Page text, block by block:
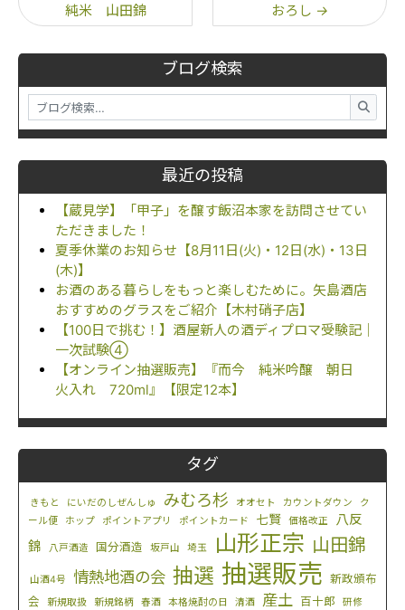
ブログ検索
最近の投稿
【蔵見学】「甲子」を醸す飯沼本家を訪問させてい
ただきました！
夏季休業のお知らせ【8月11日(火)・12日(水)・13日
(木)】
お酒のある暮らしをもっと楽しむために。矢島酒店
おすすめのグラスをご紹介【木村硝子店】
【100日で挑む！】酒屋新人の酒ディプロマ受験記｜
一次試験④
【オンライン抽選販売】『而今 純米吟醸 朝日
火入れ 720ml』【限定12本】
タグ
きもと にいだのしぜんしゅ みむろ杉 オオセト カウントダウン
ク
ール便
ホップ ポイントアプリ ポイントカード 七賢 価格改正
八反
錦
八戸酒造 国分酒造 坂戸山 埼玉 山形正宗 山田錦
山酒4号 情熱地酒の会 抽選 抽選販売 新政頒布
会
新規取扱 新規銘柄 春酒 本格焼酎の日 清酒 産土 百十郎 研修
純米 山田錦
おろし →